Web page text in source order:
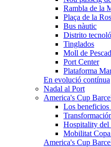
Rambla de la
Plaça de la
Bus nàutic
Distrito
Tinglados
Moll de
Port Center
Plataforma
En evolució contínua
Nadal al Port
America's Cup
Los
Hospitality del
Mobilitat
America's Cup